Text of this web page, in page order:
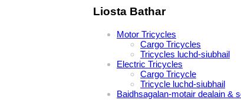
Liosta Bathar
Motor Tricycles
Cargo Tricycles
Tricycles luchd-siubhail
Electric Tricycles
Cargo Tricycle
Tricycle luchd-siubhail
Baidhsagalan-motair dealain &